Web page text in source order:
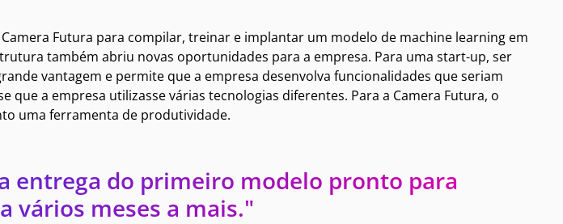
Futura para compilar, treinar e implantar um modelo de machine learning em
também abriu novas oportunidades para a empresa. Para uma start-up, ser
vantagem e permite que a empresa desenvolva funcionalidades que seriam
que a empresa utilizasse várias tecnologias diferentes. Para a Camera Futura, o
uma ferramenta de produtividade.
entrega do primeiro modelo pronto para
vários meses a mais."